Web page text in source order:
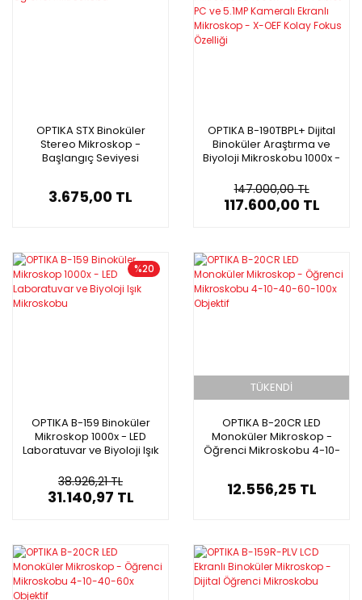
OPTIKA STX Binoküler
Stereo Mikroskop -
Başlangıç Seviyesi
3.675,00 TL
OPTIKA B-190TBPL+ Dijital
Binoküler Araştırma ve
Biyoloji Mikroskobu 1000x -
Kameralı Ekranlı
Mikroskop - X-OEF Kolay
Fokus Özelliği
147.000,00 TL
117.600,00 TL
%20
OPTIKA B-159 Binoküler
Mikroskop 1000x - LED
Laboratuvar ve Biyoloji Işık
38.926,21 TL
31.140,97 TL
TÜKENDİ
OPTIKA B-20CR LED
Monoküler Mikroskop -
Öğrenci Mikroskobu 4-10-
12.556,25 TL